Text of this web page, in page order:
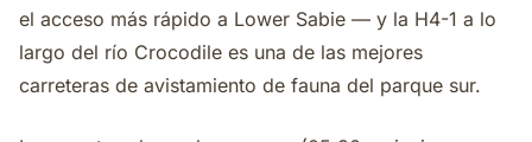
el acceso más rápido a Lower Sabie — y la H4-1 a lo
largo del río Crocodile es una de las mejores
carreteras de avistamiento de fauna del parque sur.